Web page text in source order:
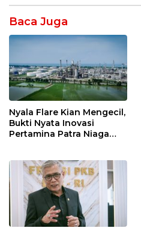
Baca Juga
Nyala Flare Kian Mengecil,
Bukti Nyata Inovasi
Pertamina Patra Niaga